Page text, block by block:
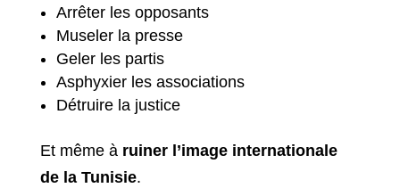
Arrêter les opposants
Museler la presse
Geler les partis
Asphyxier les associations
Détruire la justice
Et même à ruiner l’image internationale
de la Tunisie.